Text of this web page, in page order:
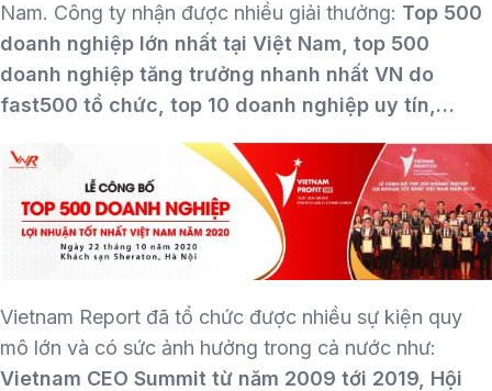
Nam. Công ty nhận được nhiều giải thưởng: Top 500
doanh nghiệp lớn nhất tại Việt Nam, top 500
doanh nghiệp tăng trưởng nhanh nhất VN do
fast500 tổ chức, top 10 doanh nghiệp uy tín,…
Vietnam Report đã tổ chức được nhiều sự kiện quy
mô lớn và có sức ảnh hưởng trong cả nước như:
Vietnam CEO Summit từ năm 2009 tới 2019, Hội